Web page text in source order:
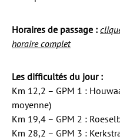
Horaires de passage :
horaire complet
Les difficultés du jour :
Km 12,2 – GPM 1 :
moyenne)
Km 19,4 – GPM 2 :
Km 28,2 – GPM 3 :